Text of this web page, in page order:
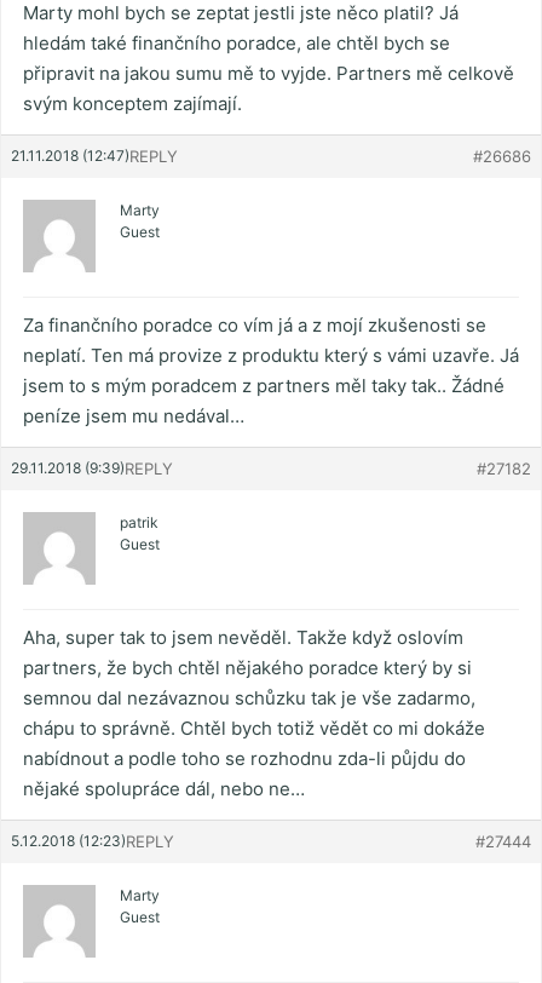
Marty mohl bych se zeptat jestli jste něco platil? Já
hledám také finančního poradce, ale chtěl bych se
připravit na jakou sumu mě to vyjde. Partners mě celkově
svým konceptem zajímají.
21.11.2018 (12:47) #26686
REPLY
Marty
Guest
Za finančního poradce co vím já a z mojí zkušenosti se
neplatí. Ten má provize z produktu který s vámi uzavře. Já
jsem to s mým poradcem z partners měl taky tak.. Žádné
peníze jsem mu nedával…
29.11.2018 (9:39) #27182
REPLY
patrik
Guest
Aha, super tak to jsem nevěděl. Takže když oslovím
partners, že bych chtěl nějakého poradce který by si
semnou dal nezávaznou schůzku tak je vše zadarmo,
chápu to správně. Chtěl bych totiž vědět co mi dokáže
nabídnout a podle toho se rozhodnu zda-li půjdu do
nějaké spolupráce dál, nebo ne…
5.12.2018 (12:23) #27444
REPLY
Marty
Guest